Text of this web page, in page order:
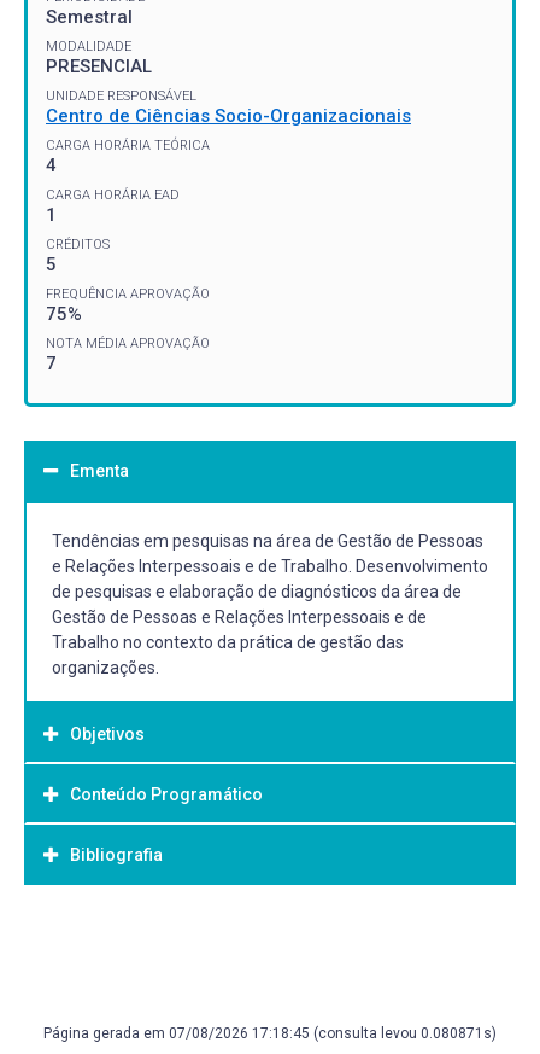
Semestral
MODALIDADE
PRESENCIAL
UNIDADE RESPONSÁVEL
Centro de Ciências Socio-Organizacionais
CARGA HORÁRIA TEÓRICA
4
CARGA HORÁRIA EAD
1
CRÉDITOS
5
FREQUÊNCIA APROVAÇÃO
75%
NOTA MÉDIA APROVAÇÃO
7
Ementa
Tendências em pesquisas na área de Gestão de Pessoas
e Relações Interpessoais e de Trabalho. Desenvolvimento
de pesquisas e elaboração de diagnósticos da área de
Gestão de Pessoas e Relações Interpessoais e de
Trabalho no contexto da prática de gestão das
organizações.
Objetivos
Objetivo Geral:
Conduzir os alunos à reflexão sobre as tendências nas
pesquisas da área de Gestão de Pessoas e Relações
Conteúdo Programático
Bibliografia
SIQUEIRA, Mirlene Maria Matias. Novas medidas do
Página gerada em 07/08/2026 17:18:45 (consulta levou 0.080871s)